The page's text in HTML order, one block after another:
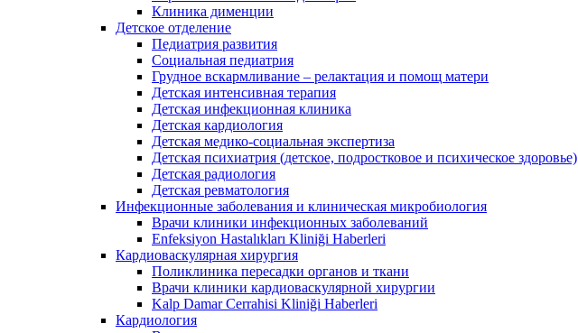
Клиника дименции
Детское отделение
Педиатрия развития
Социальная педиатрия
Грудное вскармливание – релактация и помощ матери
Детская интенсивная терапия
Детская инфекционная клиника
Детская кардиология
Детская медико-социальная экспертиза
Детская психиатрия (детское, подростковое и психическое здоровье)
Детская радиология
Детская ревматология
Инфекционные заболевания и клиническая микробиология
Врачи клиники инфекционных заболеваний
Enfeksiyon Hastalıkları Kliniği Haberleri
Кардиоваскулярная хирургия
Поликлиника пересадки органов и ткани
Врачи клиники кардиоваскулярной хирургии
Kalp Damar Cerrahisi Kliniği Haberleri
Кардиология